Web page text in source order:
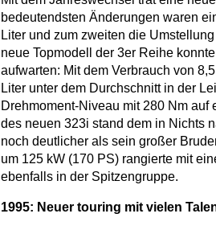
bedeutendsten Änderungen waren
Liter und zum zweiten die
neue Topmodell der 3er Reihe
aufwarten: Mit dem Verbrauch von
Liter unter dem Durchschnitt in der
Drehmoment-Niveau mit 280 Nm
des neuen 323i stand dem in Nichts
noch deutlicher als sein großer
um 125 kW (170 PS) rangierte mit
ebenfalls in der Spitzengruppe.
1995: Neuer touring mit vielen